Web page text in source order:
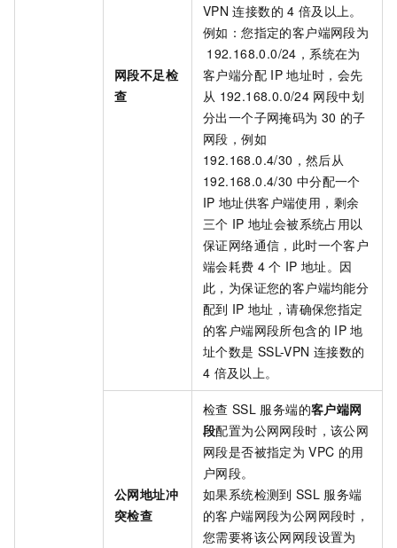
网段不足检
查
VPN 连接数的 4 倍及以上。
例如：您指定的客户端网段为
192.168.0.0/24，系统在为
客户端分配 IP 地址时，会先
从 192.168.0.0/24 网段中划
分出一个子网掩码为 30 的子
网段，例如
192.168.0.4/30，然后从
192.168.0.4/30 中分配一个
IP 地址供客户端使用，剩余
三个 IP 地址会被系统占用以
保证网络通信，此时一个客户
端会耗费 4 个 IP 地址。因
此，为保证您的客户端均能分
配到 IP 地址，请确保您指定
的客户端网段所包含的 IP 地
址个数是 SSL-VPN 连接数的
4 倍及以上。
公网地址冲
突检查
检查 SSL 服务端的客户端网
段配置为公网网段时，该公网
网段是否被指定为 VPC 的用
户网段。
如果系统检测到 SSL 服务端
的客户端网段为公网网段时，
您需要将该公网网段设置为